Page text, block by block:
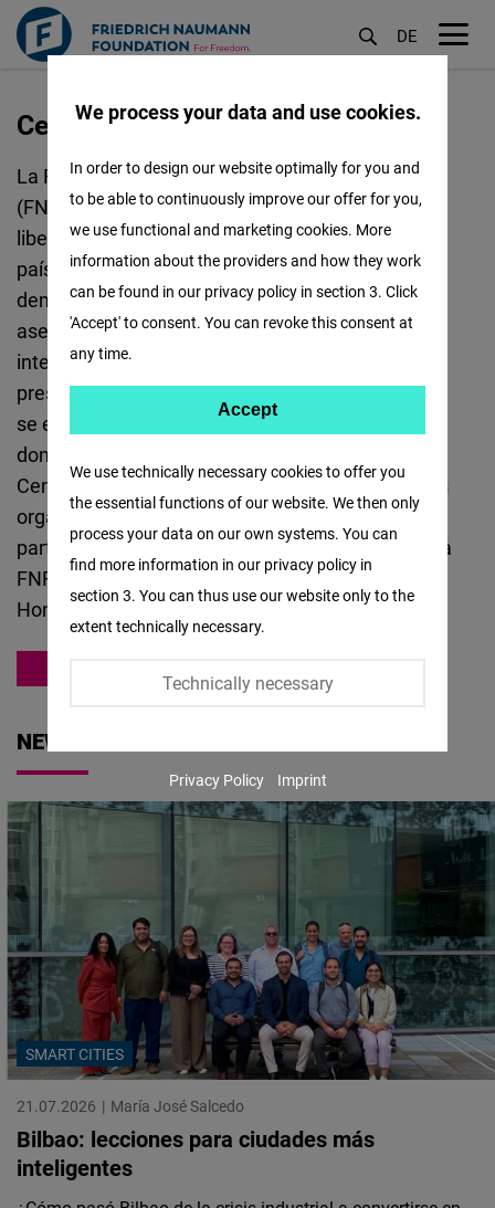
Pasar
contenido
principal
DE
Centroamérica
La Fundación Friedrich Naumann para la Libertad
(FNF) es la fundación alemana para la política
liberal creada en 1958. La labor de la FNF en 60
países del mundo se basa en la formación
democrática de ciudadanos responsables, la
asesoría política de líderes y el diálogo político
internacional. En Centroamérica la FNF tiene
presencia desde hace más de 35 años. Su sede
se encuentra en Ciudad de Guatemala, desde
donde se coordina la labor de la Alianza para
Centroamérica que agrupa a los think-tanks, a las
organizaciones de la sociedad civil, así como a
partidos políticos de corte liberal, con los cuales la
FNF coopera en Guatemala, El Salvador,
Honduras, Nicaragua, Costa Rica y Panamá.
NEWS
SMART CITIES
21.07.2026 María José Salcedo
Bilbao: lecciones para ciudades más
inteligentes
We process your data and use cookies.
We use technically necessary cookies to offer you
the essential functions of our website. We then only
process your data on our own systems. You can
find more information in our privacy policy in
section 3. You can thus use our website only to the
extent technically necessary.
Technically necessary
In order to design our website optimally for you and
to be able to continuously improve our offer for you,
we use functional and marketing cookies. More
information about the providers and how they work
can be found in our privacy policy in section 3. Click
'Accept' to consent. You can revoke this consent at
any time.
Facebook
Embed
Twitter
Embed
Embed
Embed
Cloudinary
Flickr
Embed
Newsletter2go
Embed
Accept
Privacy Policy Imprint